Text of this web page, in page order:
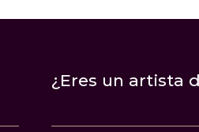
¿Eres un artista